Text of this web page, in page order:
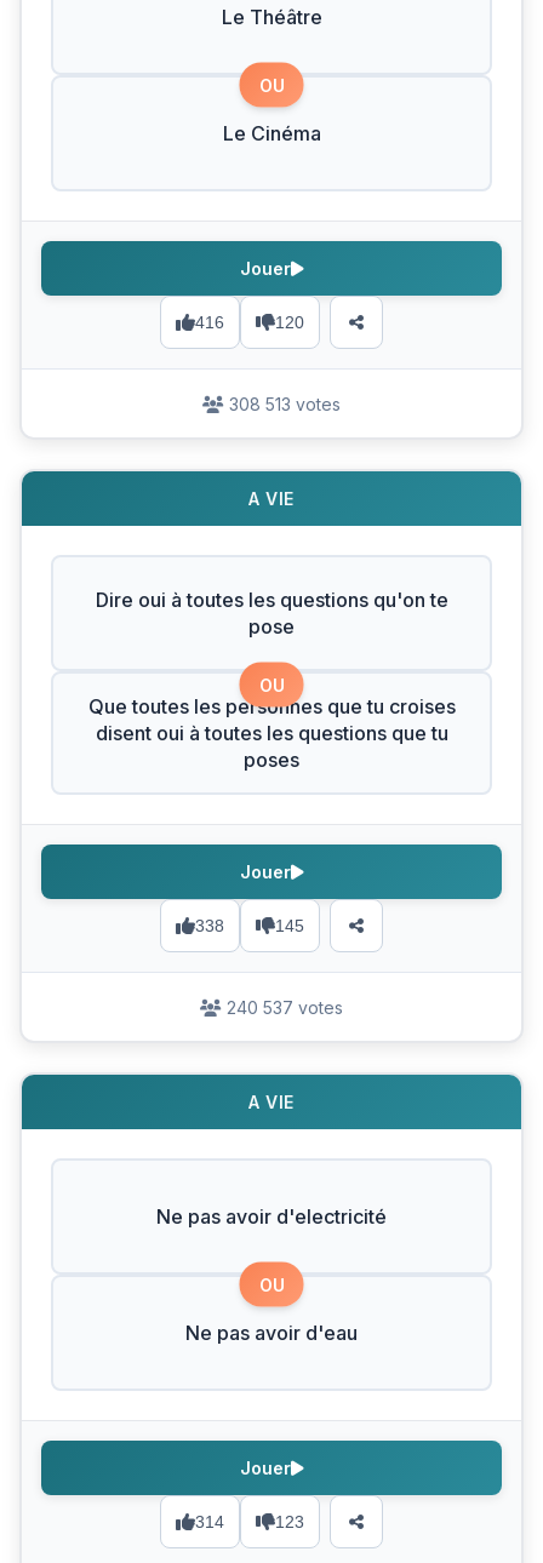
Le Théâtre
OU
Le Cinéma
416 120
Jouer
308 513 votes
A VIE
Dire oui à toutes les questions qu'on te
pose
OU
Que toutes les personnes que tu croises
disent oui à toutes les questions que tu
poses
338 145
Jouer
240 537 votes
A VIE
Ne pas avoir d'electricité
OU
Ne pas avoir d'eau
314 123
Jouer